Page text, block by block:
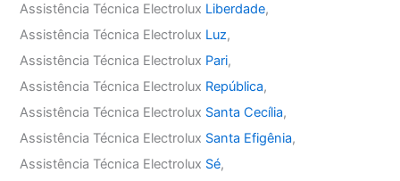
Assistência Técnica Electrolux Liberdade,
Assistência Técnica Electrolux Luz,
Assistência Técnica Electrolux Pari,
Assistência Técnica Electrolux República,
Assistência Técnica Electrolux Santa Cecília,
Assistência Técnica Electrolux Santa Efigênia,
Assistência Técnica Electrolux Sé,